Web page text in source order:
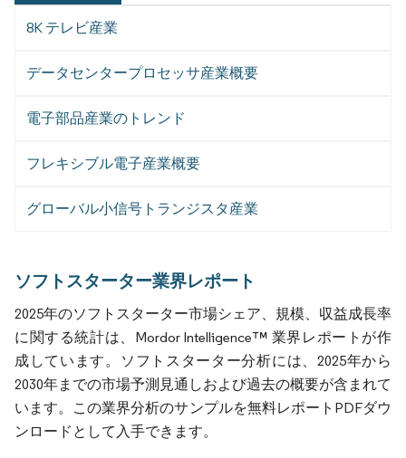
8K テレビ産業
データセンタープロセッサ産業概要
電子部品産業のトレンド
フレキシブル電子産業概要
グローバル小信号トランジスタ産業
ソフトスターター業界レポート
2025年のソフトスターター市場シェア、規模、収益成長率
に関する統計は、Mordor Intelligence™ 業界レポートが作
成しています。ソフトスターター分析には、2025年から
2030年までの市場予測見通しおよび過去の概要が含まれて
います。この業界分析のサンプルを無料レポートPDFダウ
ンロードとして入手できます。